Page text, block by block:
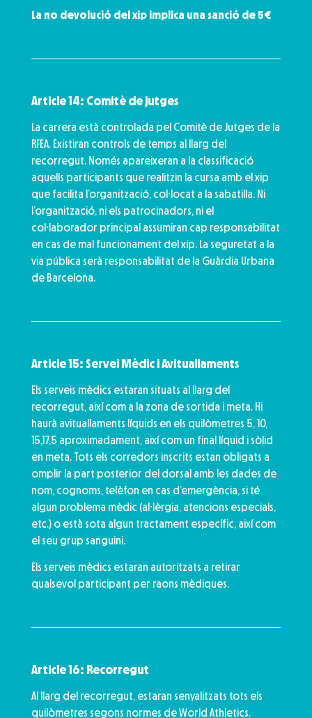
La no devolució del xip implica una sanció de 5€
Article 14: Comitè de jutges
La carrera està controlada pel Comitè de Jutges de la
RFEA. Existiran controls de temps al llarg del
recorregut. Només apareixeran a la classificació
aquells participants que realitzin la cursa amb el xip
que facilita l’organització, col·locat a la sabatilla. Ni
l’organització, ni els patrocinadors, ni el
col·laborador principal assumiran cap responsabilitat
en cas de mal funcionament del xip. La seguretat a la
via pública serà responsabilitat de la Guàrdia Urbana
de Barcelona.
Article 15: Servei Mèdic i Avituallaments
Els serveis mèdics estaran situats al llarg del
recorregut, així com a la zona de sortida i meta. Hi
haurà avituallaments líquids en els quilòmetres 5, 10,
15,17,5 aproximadament, així com un final líquid i sòlid
en meta. Tots els corredors inscrits estan obligats a
omplir la part posterior del dorsal amb les dades de
nom, cognoms, telèfon en cas d’emergència, si té
algun problema mèdic (al·lèrgia, atencions especials,
etc.) o està sota algun tractament específic, així com
el seu grup sanguini.
Els serveis mèdics estaran autoritzats a retirar
qualsevol participant per raons mèdiques.
Article 16: Recorregut
Al llarg del recorregut, estaran senyalitzats tots els
quilòmetres segons normes de World Athletics.